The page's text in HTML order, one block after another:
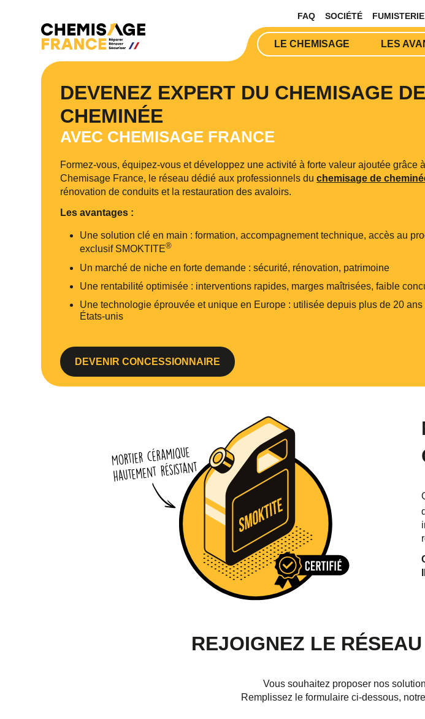
FAQ SOCIÉTÉ
LE CHEMISAGE LES
DEVENEZ EXPERT DU CHEMISAGE DE
CHEMINÉE
AVEC CHEMISAGE FRANCE
Formez-vous, équipez-vous et développez une activité à forte valeur ajoutée grâce à
Chemisage France, le réseau dédié aux professionnels duchemisage de
rénovation de conduits et la restauration des avaloirs.
Les avantages :
Une solution clé en main : formation, accompagnement technique, accès au
exclusif SMOKTITE®
Un marché de niche en forte demande : sécurité, rénovation, patrimoine
Une rentabilité optimisée : interventions rapides, marges maîtrisées, faible
Une technologie éprouvée et unique en Europe : utilisée depuis plus de 20 ans
États-unis
DEVENIR CONCESSIONNAIRE
REJOIGNEZ LE
Vous souhaitez proposer nos
Remplissez le formulaire ci-dessous,